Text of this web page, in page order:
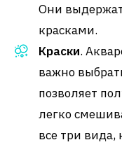
Они
красками.
Краски.
важно
позволяет
легко
все три вида,